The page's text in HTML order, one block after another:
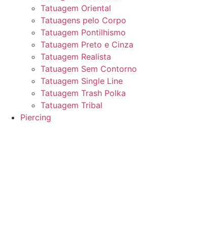
Tatuagem Oriental
Tatuagens pelo Corpo
Tatuagem Pontilhismo
Tatuagem Preto e Cinza
Tatuagem Realista
Tatuagem Sem Contorno
Tatuagem Single Line
Tatuagem Trash Polka
Tatuagem Tribal
Piercing